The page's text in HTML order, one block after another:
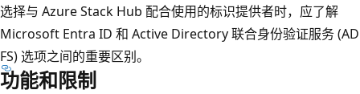
选择与 Azure Stack Hub 配合使用的标识提供者时，应了解
Microsoft Entra ID 和 Active Directory 联合身份验证服务 (AD
FS) 选项之间的重要区别。
功能和限制